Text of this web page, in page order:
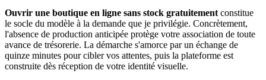
Ouvrir une boutique en ligne sans stock gratuitement constitue
le socle du modèle à la demande que je privilégie. Concrètement,
l'absence de production anticipée protège votre association de toute
avance de trésorerie. La démarche s'amorce par un échange de
quinze minutes pour cibler vos attentes, puis la plateforme est
construite dès réception de votre identité visuelle.